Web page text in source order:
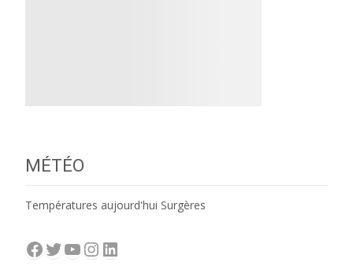
MÉTÉO
Températures aujourd'hui Surgères
Facebook
Twitter
YouTube
Instagram
LinkedIn